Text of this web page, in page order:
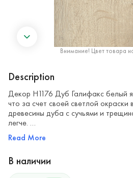
Внимание! Цвет товара
Description
Декор H1176 Дуб Галифакс белый
что за счет своей светлой окраски
древесины дуба с сучьями и
легче. …
Read More
В наличии